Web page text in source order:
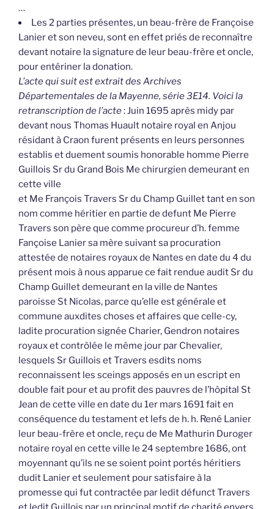
…
Les 2 parties présentes, un beau-frère de Françoise
Lanier et son neveu, sont en effet priés de reconnaître
devant notaire la signature de leur beau-frère et oncle,
pour entériner la donation.
L’acte qui suit est extrait des Archives
Départementales de la Mayenne, série 3E14. Voici la
retranscription de l’acte: Juin 1695 après midy par
devant nous Thomas Huault notaire royal en Anjou
résidant à Craon furent présents en leurs personnes
establis et duement soumis honorable homme Pierre
Guillois Sr du Grand Bois Me chirurgien demeurant en
cette ville
et Me François Travers Sr du Champ Guillet tant en son
nom comme héritier en partie de defunt Me Pierre
Travers son père que comme procureur d’h. femme
Fançoise Lanier sa mère suivant sa procuration
attestée de notaires royaux de Nantes en date du 4 du
présent mois à nous apparue ce fait rendue audit Sr du
Champ Guillet demeurant en la ville de Nantes
paroisse St Nicolas, parce qu’elle est générale et
commune auxdites choses et affaires que celle-cy,
ladite procuration signée Charier, Gendron notaires
royaux et contrôlée le même jour par Chevalier,
lesquels Sr Guillois et Travers esdits noms
reconnaissent les sceings apposés en un escript en
double fait pour et au profit des pauvres de l’hôpital St
Jean de cette ville en date du 1er mars 1691 fait en
conséquence du testament et lefs de h. h. René Lanier
leur beau-frère et oncle, reçu de Me Mathurin Duroger
notaire royal en cette ville le 24 septembre 1686, ont
moyennant qu’ils ne se soient point portés héritiers
dudit Lanier et seulement pour satisfaire à la
promesse qui fut contractée par ledit défunct Travers